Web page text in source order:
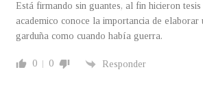
Está firmando sin guantes, al fin hicieron
academico conoce la importancia de elaborar
garduña como cuando había guerra.
0 0 Responder